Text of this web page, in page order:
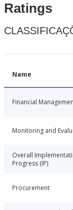
Ratings
Name
Financial
Monitoring and
Overall
Progress (IP)
Procurement